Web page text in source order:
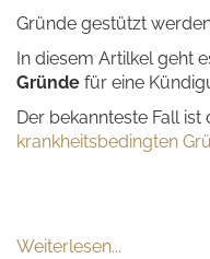
Gründe gestützt
In diesem Artilkel geht
Gründe für eine
Der bekannteste Fall
krankheitsbedingten
Weiterlesen...